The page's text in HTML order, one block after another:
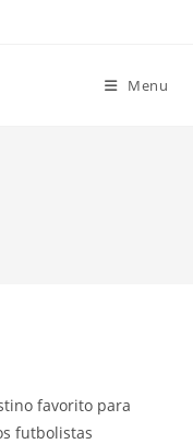
Menu
favorito para
futbolistas